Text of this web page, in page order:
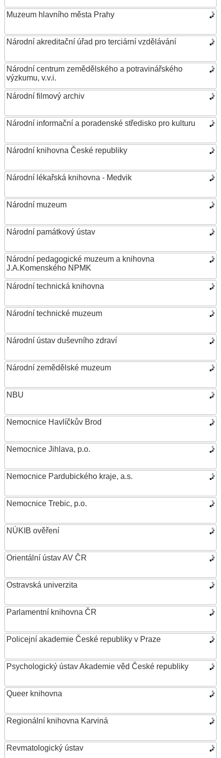
Muzeum hlavního města Prahy
Národní akreditační úřad pro terciární vzdělávání
Národní centrum zemědělského a potravinářského
výzkumu, v.v.i.
Národní filmový archiv
Národní informační a poradenské středisko pro kulturu
Národní knihovna České republiky
Národní lékařská knihovna - Medvik
Národní muzeum
Národní památkový ústav
Národní pedagogické muzeum a knihovna
J.A.Komenského NPMK
Národní technická knihovna
Národní technické muzeum
Národní ústav duševního zdraví
Národní zemědělské muzeum
NBU
Nemocnice Havlíčkův Brod
Nemocnice Jihlava, p.o.
Nemocnice Pardubického kraje, a.s.
Nemocnice Trebic, p.o.
NÚKIB ověření
Orientální ústav AV ČR
Ostravská univerzita
Parlamentní knihovna ČR
Policejní akademie České republiky v Praze
Psychologický ústav Akademie věd České republiky
Queer knihovna
Regionální knihovna Karviná
Revmatologický ústav